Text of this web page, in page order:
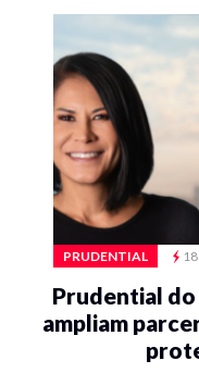
PRUDENTIAL
Prudential do
ampliam